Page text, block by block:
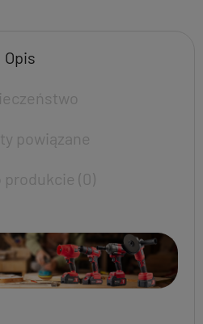
Opis
powiązane
produkcie (0)